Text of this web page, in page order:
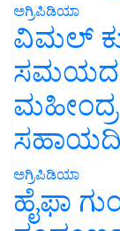
ಅಗ್ರಿಪಿಡಿಯಾ
ವಿಮಲ್
ಅಗ್ರಿಪಿಡಿಯಾ
ಹೈಫಾ